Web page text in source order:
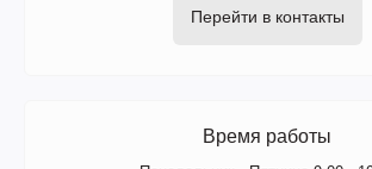
Перейти в контакты
Время работы